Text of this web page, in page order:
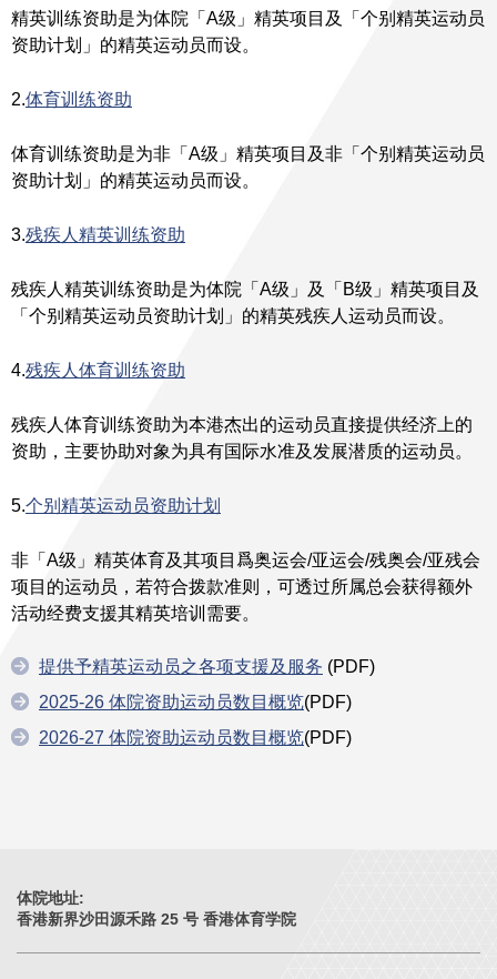
精英训练资助是为体院「A级」精英项目及「个别精英运动员
资助计划」的精英运动员而设。
2.体育训练资助
体育训练资助是为非「A级」精英项目及非「个别精英运动员
资助计划」的精英运动员而设。
3.残疾人精英训练资助
残疾人精英训练资助是为体院「A级」及「B级」精英项目及
「个别精英运动员资助计划」的精英残疾人运动员而设。
4.残疾人体育训练资助
残疾人体育训练资助为本港杰出的运动员直接提供经济上的
资助，主要协助对象为具有国际水准及发展潜质的运动员。
5.个别精英运动员资助计划
非「A级」精英体育及其项目爲奥运会/亚运会/残奥会/亚残会
项目的运动员，若符合拨款准则，可透过所属总会获得额外
活动经费支援其精英培训需要。
提供予精英运动员之各项支援及服务 (PDF)
2025-26 体院资助运动员数目概览(PDF)
2026-27 体院资助运动员数目概览(PDF)
体院地址:
香港新界沙田源禾路 25 号 香港体育学院